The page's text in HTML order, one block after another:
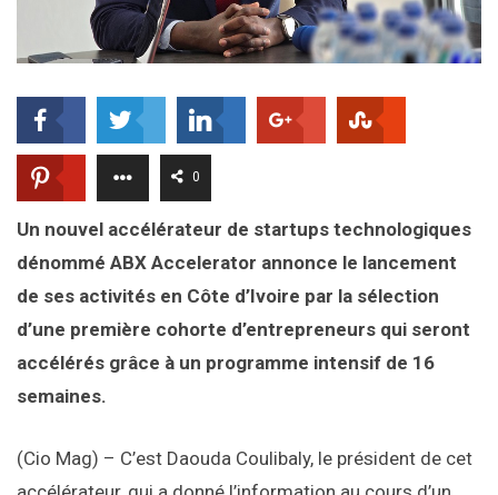
0
Un nouvel accélérateur de startups technologiques
dénommé ABX Accelerator annonce le lancement
de ses activités en Côte d’Ivoire par la sélection
d’une première cohorte d’entrepreneurs qui seront
accélérés grâce à un programme intensif de 16
semaines.
(Cio Mag) – C’est Daouda Coulibaly, le président de cet